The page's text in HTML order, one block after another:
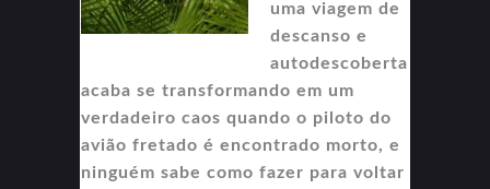
uma viagem de
descanso e
autodescoberta
acaba se transformando em um
verdadeiro caos quando o piloto do
avião fretado é encontrado morto, e
ninguém sabe como fazer para voltar